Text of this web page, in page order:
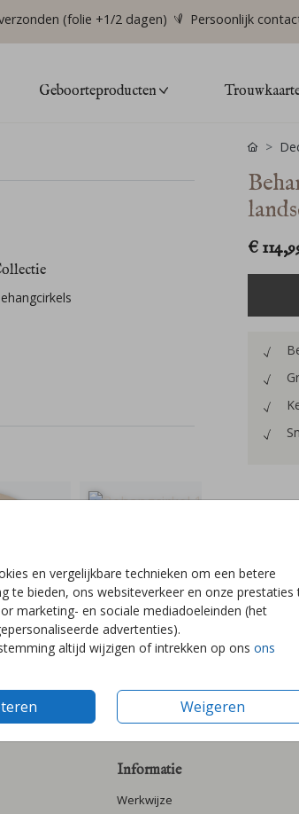
(folie +1/2 dagen) Persoonlijk
Geboorteproducten
en vergelijkbare technieken om een betere
te bieden, ons websiteverkeer en onze prestaties
marketing- en sociale mediadoeleinden (het
advertenties).
altijd wijzigen of intrekken op ons ons
Weigeren
€
Informatie
Werkwijze